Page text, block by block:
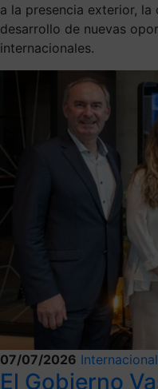
a la presencia exterior,
desarrollo de nuevas
internacionales.
07/07/2026
El Gobierno